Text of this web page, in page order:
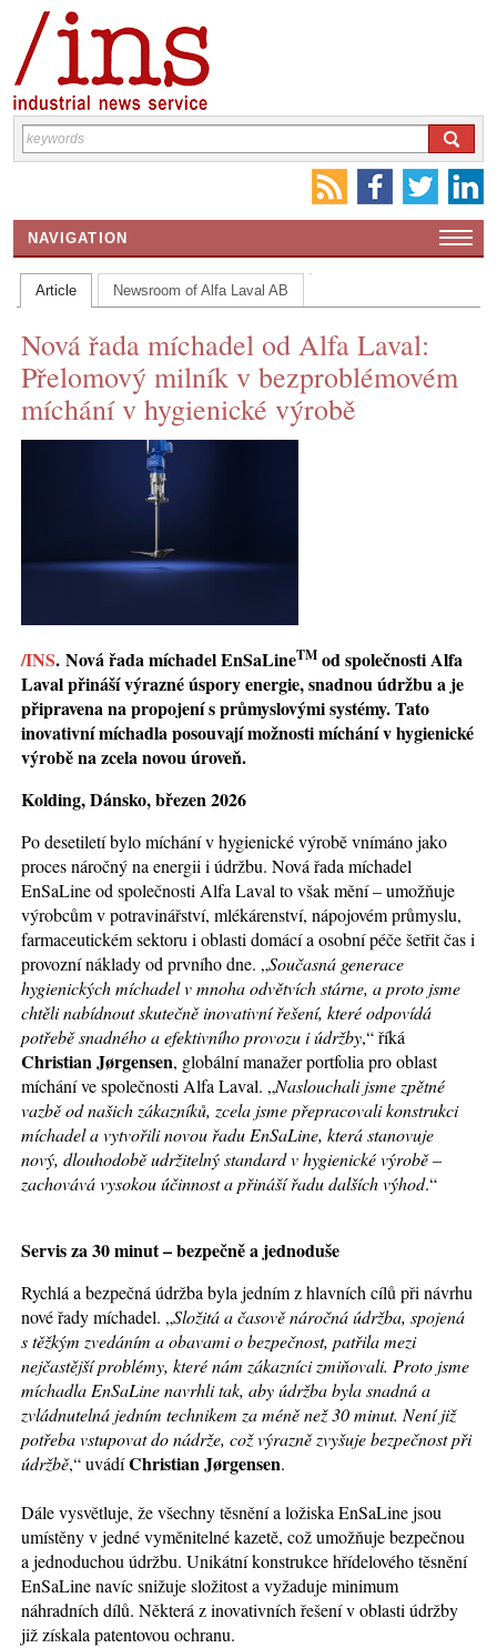
NAVIGATION
HOME
CONTACT US
INS MAIN WEBSITE
ABOUT US
Article Newsroom of Alfa Laval AB
Nová řada míchadel od Alfa Laval:
Přelomový milník v bezproblémovém
míchání v hygienické výrobě
/INS. Nová řada míchadel EnSaLineTM od společnosti Alfa
Laval přináší výrazné úspory energie, snadnou údržbu a je
připravena na propojení s průmyslovými systémy. Tato
inovativní míchadla posouvají možnosti míchání v hygienické
výrobě na zcela novou úroveň.
Kolding, Dánsko, březen 2026
Po desetiletí bylo míchání v hygienické výrobě vnímáno jako
proces náročný na energii i údržbu. Nová řada míchadel
EnSaLine od společnosti Alfa Laval to však mění – umožňuje
výrobcům v potravinářství, mlékárenství, nápojovém průmyslu,
farmaceutickém sektoru i oblasti domácí a osobní péče šetřit čas i
provozní náklady od prvního dne. „Současná generace
hygienických míchadel v mnoha odvětvích stárne, a proto jsme
chtěli nabídnout skutečně inovativní řešení, které odpovídá
potřebě snadného a efektivního provozu i údržby,“ říká
Christian Jørgensen, globální manažer portfolia pro oblast
míchání ve společnosti Alfa Laval. „Naslouchali jsme zpětné
vazbě od našich zákazníků, zcela jsme přepracovali konstrukci
míchadel a vytvořili novou řadu EnSaLine, která stanovuje
nový, dlouhodobě udržitelný standard v hygienické výrobě –
zachovává vysokou účinnost a přináší řadu dalších výhod.“
Servis za 30 minut – bezpečně a jednoduše
Rychlá a bezpečná údržba byla jedním z hlavních cílů při návrhu
nové řady míchadel. „Složitá a časově náročná údržba, spojená
s těžkým zvedáním a obavami o bezpečnost, patřila mezi
nejčastější problémy, které nám zákazníci zmiňovali. Proto jsme
míchadla EnSaLine navrhli tak, aby údržba byla snadná a
zvládnutelná jedním technikem za méně než 30 minut. Není již
potřeba vstupovat do nádrže, což výrazně zvyšuje bezpečnost při
údržbě,“ uvádíChristian Jørgensen.
Dále vysvětluje, že všechny těsnění a ložiska EnSaLine jsou
umístěny v jedné vyměnitelné kazetě, což umožňuje bezpečnou
a jednoduchou údržbu. Unikátní konstrukce hřídelového těsnění
EnSaLine navíc snižuje složitost a vyžaduje minimum
náhradních dílů. Některá z inovativních řešení v oblasti údržby
již získala patentovou ochranu.